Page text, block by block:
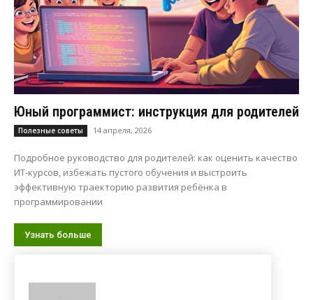
Юный программист: инструкция для родителей
Полезные советы 14 апреля, 2026
Подробное руководство для родителей: как оценить качество
ИТ-курсов, избежать пустого обучения и выстроить
эффективную траекторию развития ребёнка в
программировании
Узнать больше